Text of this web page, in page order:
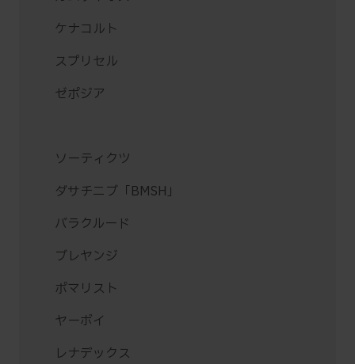
ケナコルト
スプリセル
ゼポジア
ソーティクツ
ダサチニブ「BMSH」
バラクルード
ブレヤンジ
ポマリスト
ヤーボイ
レナデックス